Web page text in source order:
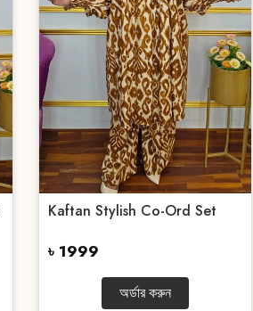
Kaftan Stylish Co-Ord Set
৳ 1999
অর্ডার করুন